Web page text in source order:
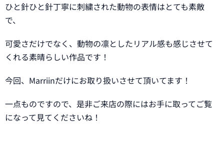
ひと針ひと針丁寧に刺繍された動物の表情はとても素敵
で、
可愛さだけでなく、動物の凛としたリアル感も感じさせて
くれる素晴らしい作品です！
今回、Marriinだけにお取り扱いさせて頂いてます！
一点ものですので、是非ご来店の際にはお手に取ってご覧
になって見てくださいね！